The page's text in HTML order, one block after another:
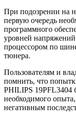
При подозрении на
первую очередь
программного
уровней
процессором по
тюнера.
Пользователям и
помнить, что
PHILIPS 19PFL3404
необходимого
негативным